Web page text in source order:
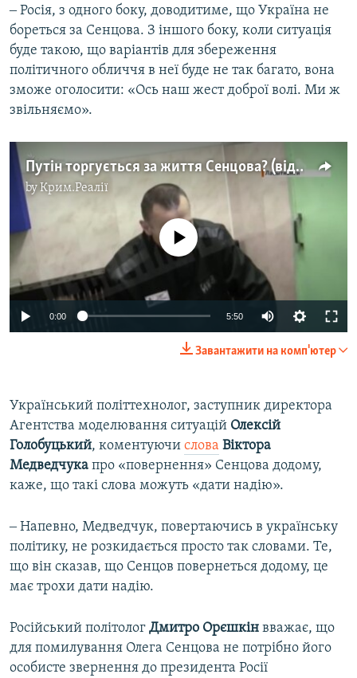
‒ Росія, з одного боку, доводитиме, що Україна не
бореться за Сенцова. З іншого боку, коли ситуація
буде такою, що варіантів для збереження
політичного обличчя в неї буде не так багато, вона
зможе оголосити: «Ось наш жест доброї волі. Ми ж
звільняємо».
Путін торгується за життя Сенцова? (відео)
byКрим.Реалії
No media source currently available
0:00 5:50
Завантажити на комп'ютер
Український політтехнолог, заступник директора
Агентства моделювання ситуацій Олексій
Голобуцький, коментуючи слова Віктора
Медведчука про «повернення» Сенцова додому,
каже, що такі слова можуть «дати надію».
‒ Напевно, Медведчук, повертаючись в українську
політику, не розкидається просто так словами. Те,
що він сказав, що Сенцов повернеться додому, це
має трохи дати надію.
Російський політолог Дмитро Орєшкін вважає, що
для помилування Олега Сенцова не потрібно його
особисте звернення до президента Росії